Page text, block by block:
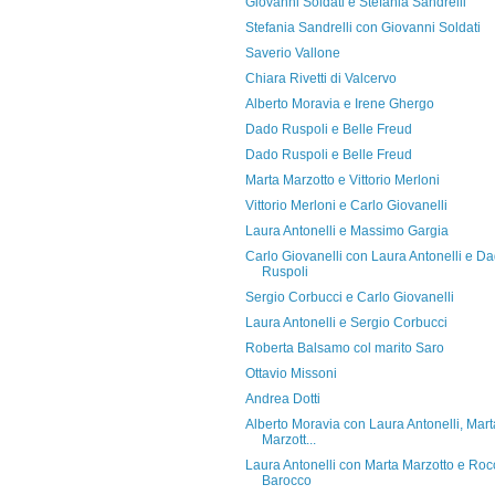
Stefania Sandrelli con Giovanni Soldati
Saverio Vallone
Chiara Rivetti di Valcervo
Alberto Moravia e Irene Ghergo
Dado Ruspoli e Belle Freud
Dado Ruspoli e Belle Freud
Marta Marzotto e Vittorio Merloni
Vittorio Merloni e Carlo Giovanelli
Laura Antonelli e Massimo Gargia
Carlo Giovanelli con Laura Antonelli e
Ruspoli
Sergio Corbucci e Carlo Giovanelli
Laura Antonelli e Sergio Corbucci
Roberta Balsamo col marito Saro
Ottavio Missoni
Andrea Dotti
Alberto Moravia con Laura Antonelli,
Marzott...
Laura Antonelli con Marta Marzotto e
Barocco